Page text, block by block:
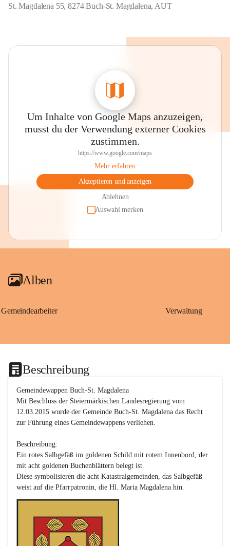
St. Magdalena 55, 8274 Buch-St. Magdalena, AUT
Um Inhalte von Google Maps anzuzeigen,
musst du der Verwendung externer Cookies
zustimmen.
https://www.google.com/maps
Mehr erfahren
Akzeptieren und anzeigen
Ablehnen
Auswahl merken
Alben
Gemeindearbeiter Verwaltung
Beschreibung
Gemeindewappen Buch-St. Magdalena
Mit Beschluss der Steiermärkischen Landesregierung vom
12.03.2015 wurde der Gemeinde Buch-St. Magdalena das Recht
zur Führung eines Gemeindewappens verliehen.
Beschreibung:
Ein rotes Salbgefäß im goldenen Schild mit rotem Innenbord, der
mit acht goldenen Buchenblättern belegt ist.
Diese symbolisieren die acht Katastralgemeinden, das Salbgefäß